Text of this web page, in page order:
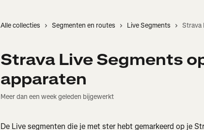
Alle collecties Segmenten en routes Live Segments Strava
Strava Live Segments
apparaten
Meer dan een week geleden bijgewerkt
De Live segmenten die je met ster hebt gemarkeerd op je